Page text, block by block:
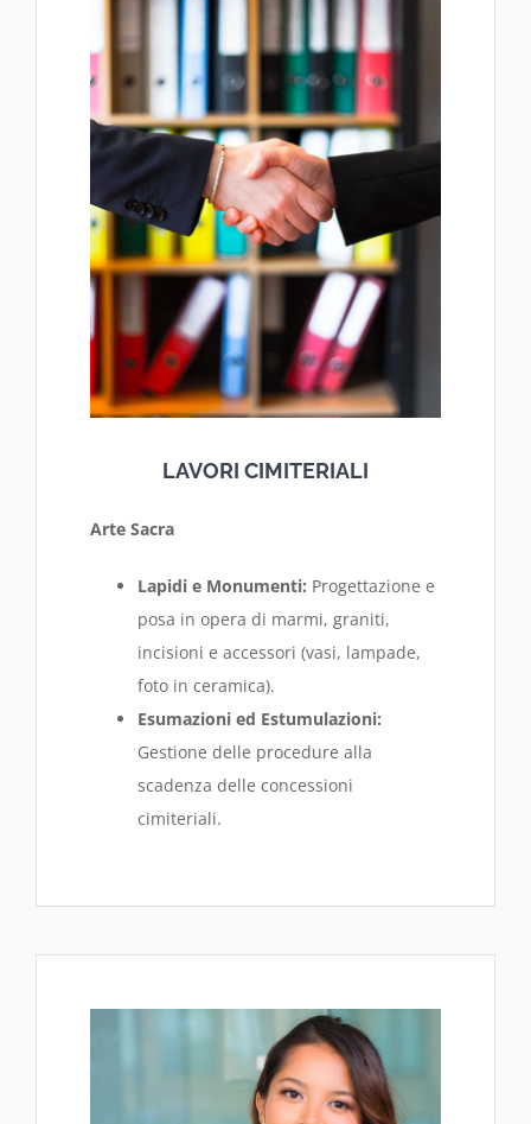
LAVORI CIMITERIALI
Arte Sacra
Lapidi e Monumenti: Progettazione e
posa in opera di marmi, graniti,
incisioni e accessori (vasi, lampade,
foto in ceramica).
Esumazioni ed Estumulazioni:
Gestione delle procedure alla
scadenza delle concessioni
cimiteriali.